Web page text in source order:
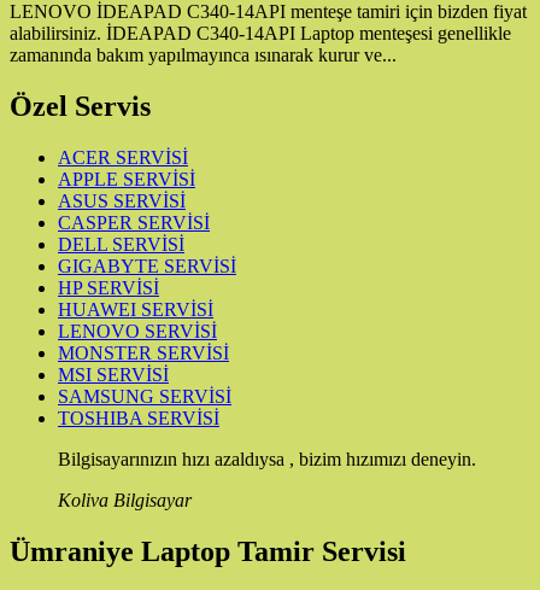
LENOVO İDEAPAD C340-14API menteşe tamiri için bizden fiyat
alabilirsiniz. İDEAPAD C340-14API Laptop menteşesi genellikle
zamanında bakım yapılmayınca ısınarak kurur ve...
Özel Servis
ACER SERVİSİ
APPLE SERVİSİ
ASUS SERVİSİ
CASPER SERVİSİ
DELL SERVİSİ
GIGABYTE SERVİSİ
HP SERVİSİ
HUAWEI SERVİSİ
LENOVO SERVİSİ
MONSTER SERVİSİ
MSI SERVİSİ
SAMSUNG SERVİSİ
TOSHIBA SERVİSİ
Bilgisayarınızın hızı azaldıysa , bizim hızımızı deneyin.
Koliva Bilgisayar
Ümraniye Laptop Tamir Servisi